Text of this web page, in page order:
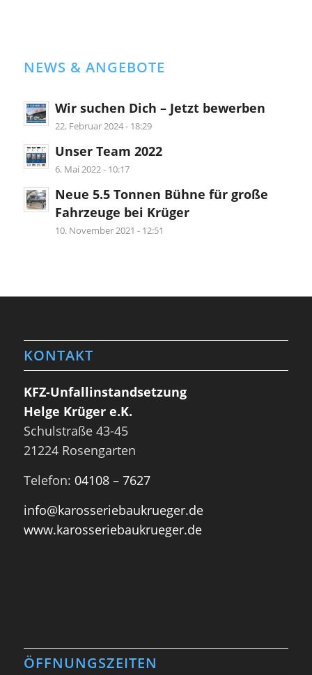
NEWS & ANGEBOTE
Wir suchen Dich – Jetzt bewerben
22. Februar 2024 - 18:29
Unser Team 2022
6. Mai 2022 - 10:17
Neue 5.5 Tonnen Bühne für große
Fahrzeuge bei Krüger
10. November 2021 - 12:51
KONTAKT
KFZ-Unfallinstandsetzung
Helge Krüger e.K.
Schulstraße 43-45
21224 Rosengarten
Telefon: 04108 – 7627
info@karosseriebaukrueger.de
www.karosseriebaukrueger.de
ÖFFNUNGSZEITEN